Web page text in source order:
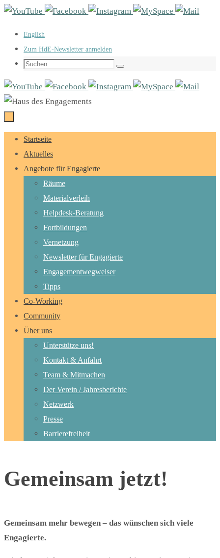
Zum
springen
English
Zum HdE-Newsletter anmelden
Suchen
Suchen
Zum
Inhalt
springen
Startseite
Aktuelles
Angebote für Engagierte
Räume
Materialverleih
Helpdesk-Beratung
Fortbildungen
Vernetzung
Newsletter für Engagierte
Engagementwegweiser
Tipps
Co-Working
Community
Über uns
Unterstütze uns!
Kontakt & Anfahrt
Team & Mitmachen
Der Verein / Jahresberichte
Netzwerk
Presse
Barrierefreiheit
Gemeinsam jetzt!
Gemeinsam mehr bewegen – das wünschen sich viele
Engagierte.